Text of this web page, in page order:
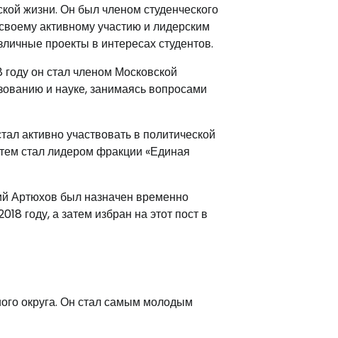
жизни. Он был членом студенческого
активному участию и лидерским
проекты в интересах студентов.
он стал членом Московской
и науке, занимаясь вопросами
активно участвовать в политической
стал лидером фракции «Единая
Артюхов был назначен временно
году, а затем избран на этот пост в
округа. Он стал самым молодым